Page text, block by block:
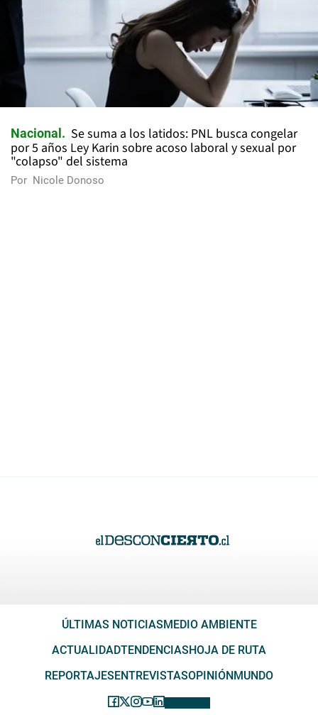
Nacional
Se suma a los latidos: PNL busca congelar
por 5 años Ley Karin sobre acoso laboral y sexual por
"colapso" del sistema
Por Nicole Donoso
ÚLTIMAS NOTICIAS MEDIO AMBIENTE
ACTUALIDADTENDENCIAS HOJA DE RUTA
REPORTAJES ENTREVISTASOPINIÓN MUNDO